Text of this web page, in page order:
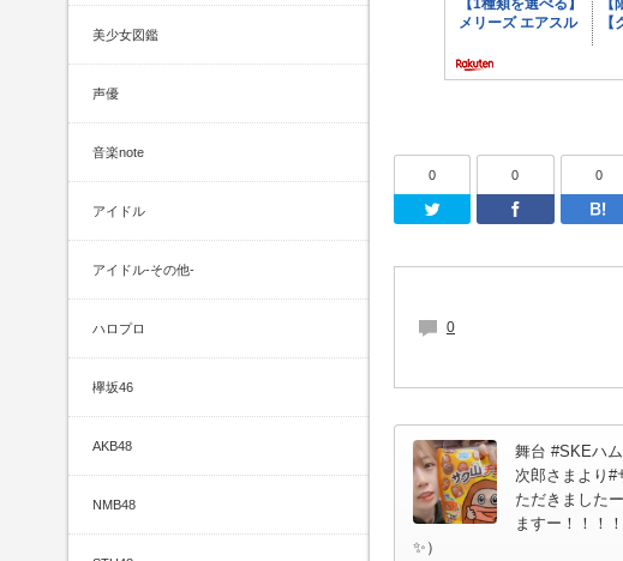
0
Twitter
0 0
0
舞台 #SKEハ
次郎さまより#
ただきました
ますー！！！
✨）
美少女図鑑
声優
音楽note
アイドル
アイドル-その他-
ハロプロ
欅坂46
AKB48
NMB48